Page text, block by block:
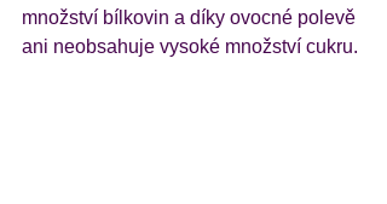
množství bílkovin a díky ovocné polevě
ani neobsahuje vysoké množství cukru.